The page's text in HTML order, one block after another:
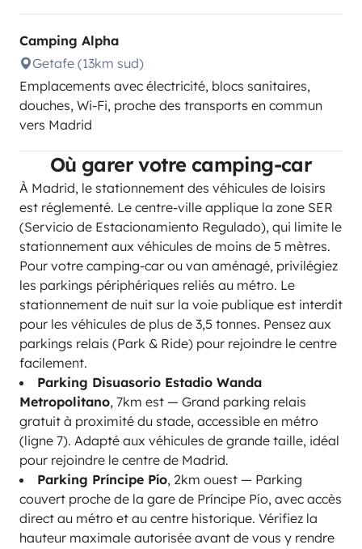
Camping Alpha
Getafe (13km sud)
Emplacements avec électricité, blocs sanitaires,
douches, Wi-Fi, proche des transports en commun
vers Madrid
Où garer votre camping-car
À Madrid, le stationnement des véhicules de loisirs
est réglementé. Le centre-ville applique la zone SER
(Servicio de Estacionamiento Regulado), qui limite le
stationnement aux véhicules de moins de 5 mètres.
Pour votre camping-car ou van aménagé, privilégiez
les parkings périphériques reliés au métro. Le
stationnement de nuit sur la voie publique est interdit
pour les véhicules de plus de 3,5 tonnes. Pensez aux
parkings relais (Park & Ride) pour rejoindre le centre
facilement.
Parking Disuasorio Estadio Wanda
Metropolitano, 7km est — Grand parking relais
gratuit à proximité du stade, accessible en métro
(ligne 7). Adapté aux véhicules de grande taille, idéal
pour rejoindre le centre de Madrid.
Parking Príncipe Pío, 2km ouest — Parking
couvert proche de la gare de Príncipe Pío, avec accès
direct au métro et au centre historique. Vérifiez la
hauteur maximale autorisée avant de vous y rendre